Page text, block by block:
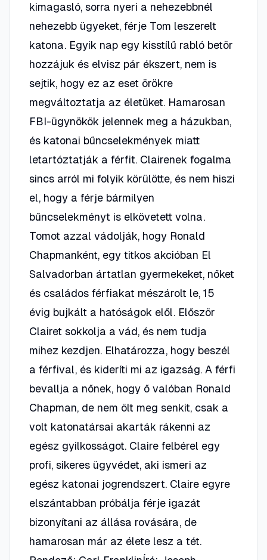
kimagasló, sorra nyeri a nehezebbnél
nehezebb ügyeket, férje Tom leszerelt
katona. Egyik nap egy kisstílű rabló betör
hozzájuk és elvisz pár ékszert, nem is
sejtik, hogy ez az eset örökre
megváltoztatja az életüket. Hamarosan
FBI-ügynökök jelennek meg a házukban,
és katonai bűncselekmények miatt
letartóztatják a férfit. Clairenek fogalma
sincs arról mi folyik körülötte, és nem hiszi
el, hogy a férje bármilyen
bűncselekményt is elkövetett volna.
Tomot azzal vádolják, hogy Ronald
Chapmanként, egy titkos akcióban El
Salvadorban ártatlan gyermekeket, nőket
és családos férfiakat mészárolt le, 15
évig bujkált a hatóságok elől. Először
Clairet sokkolja a vád, és nem tudja
mihez kezdjen. Elhatározza, hogy beszél
a férfival, és kideríti mi az igazság. A férfi
bevallja a nőnek, hogy ő valóban Ronald
Chapman, de nem ölt meg senkit, csak a
volt katonatársai akarták rákenni az
egész gyilkosságot. Claire felbérel egy
profi, sikeres ügyvédet, aki ismeri az
egész katonai jogrendszert. Claire egyre
elszántabban próbálja férje igazát
bizonyítani az állása rovására, de
hamarosan már az élete lesz a tét.